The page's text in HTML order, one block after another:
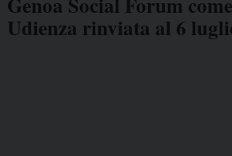
Udienza rinviata al 6